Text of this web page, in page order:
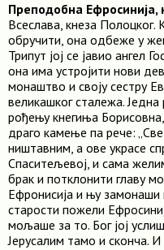
Преподобна
Всеслава, кнеза
обручити, она одбеже у
Трипут јој се јавио ангел
она има устројити нови
монаштво и своју сестру
великашког сталежа.
рођењу кнегиња
драго камење па рече:
ништавним, а ове украсе
Спаситељевој, и сама
брак и потклонити главу
Ефронисија и њу замонаши
старости пожели
мољаше за то. Бог јој
Јерусалим тамо и сконча.